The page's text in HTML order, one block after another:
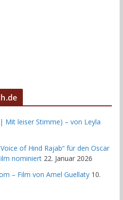
Mit leiser Stimme) – von Leyla
of Hind Rajab“ für den Oscar
nominiert 22. Januar 2026
– Film von Amel Guellaty 10.